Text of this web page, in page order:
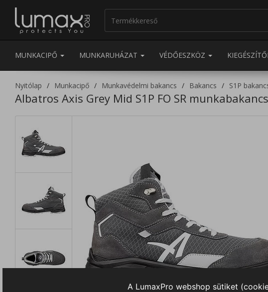
MUNKACIPŐ MUNKARUHÁZAT VÉDŐESZKÖZ
Nyitólap Munkacipő Munkavédelmi bakancs Bakancs S1P
Albatros Axis Grey Mid S1P FO SR munkabakancs